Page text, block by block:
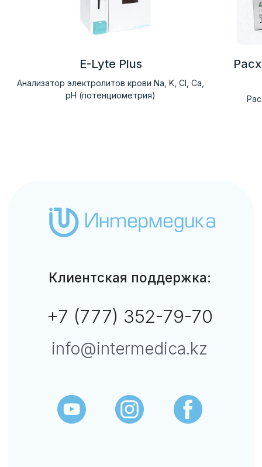
E-Lyte Plus
Анализатор электролитов крови Na, K, Cl, Ca,
pH (потенциометрия)
Подробнее
↑